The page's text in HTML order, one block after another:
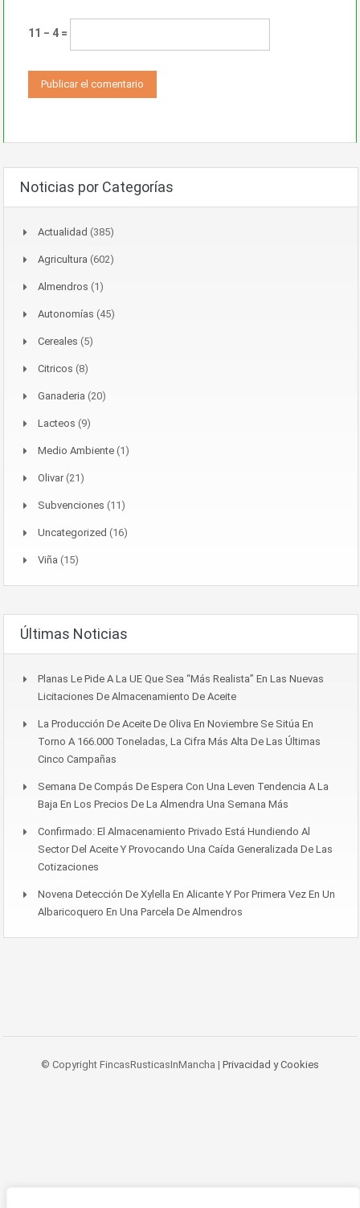
11 − 4 =
Noticias por Categorías
Actualidad (385)
Agricultura (602)
Almendros (1)
Autonomías (45)
Cereales (5)
Citricos (8)
Ganaderia (20)
Lacteos (9)
Medio Ambiente (1)
Olivar(21)
Subvenciones (11)
Uncategorized (16)
Viña (15)
Últimas Noticias
Planas Le Pide A La UE Que Sea “más Realista” En Las Nuevas
Licitaciones De Almacenamiento De Aceite
La Producción De Aceite De Oliva En Noviembre Se Sitúa En
Torno A 166.000 Toneladas, La Cifra Más Alta De Las Últimas
Cinco Campañas
Semana De Compás De Espera Con Una Leven Tendencia A La
Baja En Los Precios De La Almendra Una Semana Más
Confirmado: El Almacenamiento Privado Está Hundiendo Al
Sector Del Aceite Y Provocando Una Caída Generalizada De Las
Cotizaciones
Novena Detección De Xylella En Alicante Y Por Primera Vez En Un
Albaricoquero En Una Parcela De Almendros
© Copyright FincasRusticasInMancha | Privacidad y Cookies